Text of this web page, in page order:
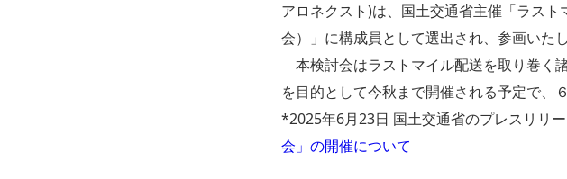
アロネクスト)は、国土交通省主催「ラス
会）」に構成員として選出され、参画いたし
本検討会はラストマイル配送を取り巻く
を目的として今秋まで開催される予定で、
*2025年6月23日 国土交通省のプレスリリ
会」の開催について